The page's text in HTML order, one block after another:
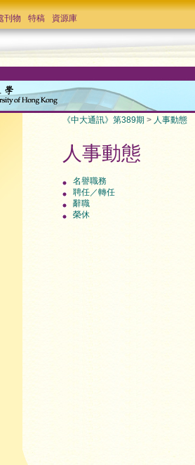
刊物 特稿 資源庫
《中大通訊》第389期 > 人事動態
人事動態
名譽職務
聘任／轉任
辭職
榮休